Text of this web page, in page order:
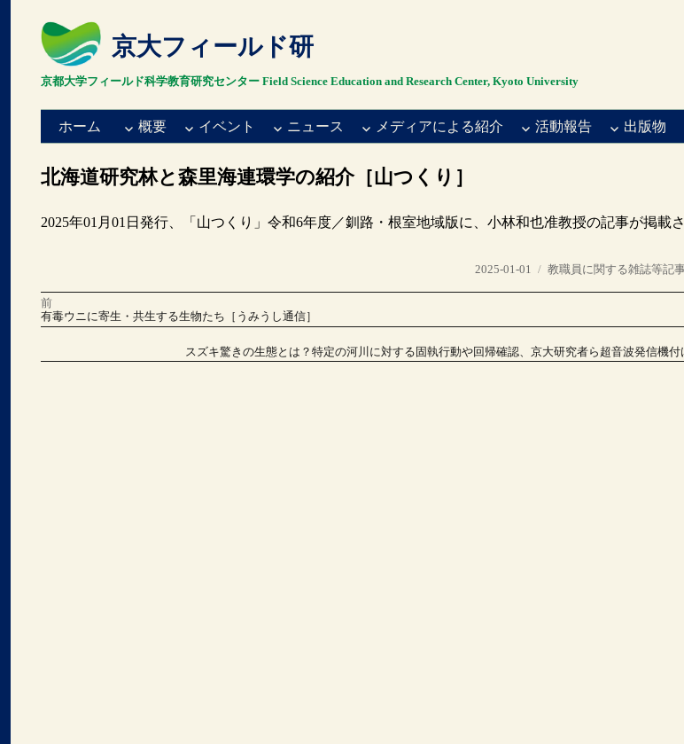
京大フィールド研
京都大学フィールド科学教育研究センター Field Science Education and Research Center, Kyoto University
ホーム 概要 イベント ニュース メディアによる紹介 活動報告 出版物
北海道研究林と森里海連環学の紹介［山つくり］
2025年01月01日発行、「山つくり」令和6年度／釧路・根室地域版に、小林和也准教授の記事が掲載さ
投
2025-01-01
カ
リ
教職員に関する雑誌等記
投
ナ
前
前
の
有毒ウニに寄生・共生する生物たち［うみうし通信］
の
スズキ驚きの生態とは？特定の河川に対する固執行動や回帰確認、京大研究者ら超音波発信機